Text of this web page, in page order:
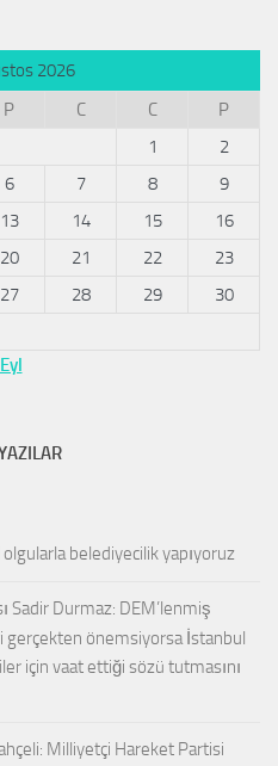
2026
P C C
P
1
2
6 7 8
9
13 14 15
16
20 21 22
23
27 28 29
30
belediyecilik yapıyoruz
Sadir Durmaz: DEM’lenmiş
gerçekten önemsiyorsa İstanbul
için vaat ettiği sözü tutmasını
Milliyetçi Hareket Partisi